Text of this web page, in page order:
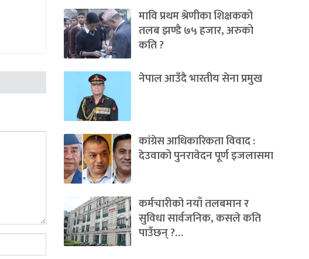
मावि प्रथम श्रेणीका शिक्षकको
तलब झण्डै ७५ हजार, अरुको
कति ?
नेपाल आउँदै भारतीय सेना प्रमुख
कांग्रेस आधिकारिकता विवाद :
देउवाको पुनरावेदन पूर्ण इजलासमा
कर्मचारीको नयाँ तलबमान र
सुविधा सार्वजनिक, कसले कति
पाउँछन् ?…